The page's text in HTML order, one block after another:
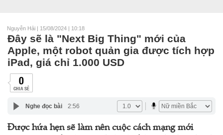
Nguyễn Hải | 15/08/2024 | 10:18
Đây sẽ là "Next Big Thing" mới của
Apple, một robot quản gia được tích hợp
iPad, giá chỉ 1.000 USD
0
CHIA SẺ
Nghe đọc bài 2:56
Được hứa hẹn sẽ làm nên cuộc cách mạng mới